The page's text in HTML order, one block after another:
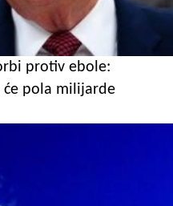
protiv ebole:
pola milijarde